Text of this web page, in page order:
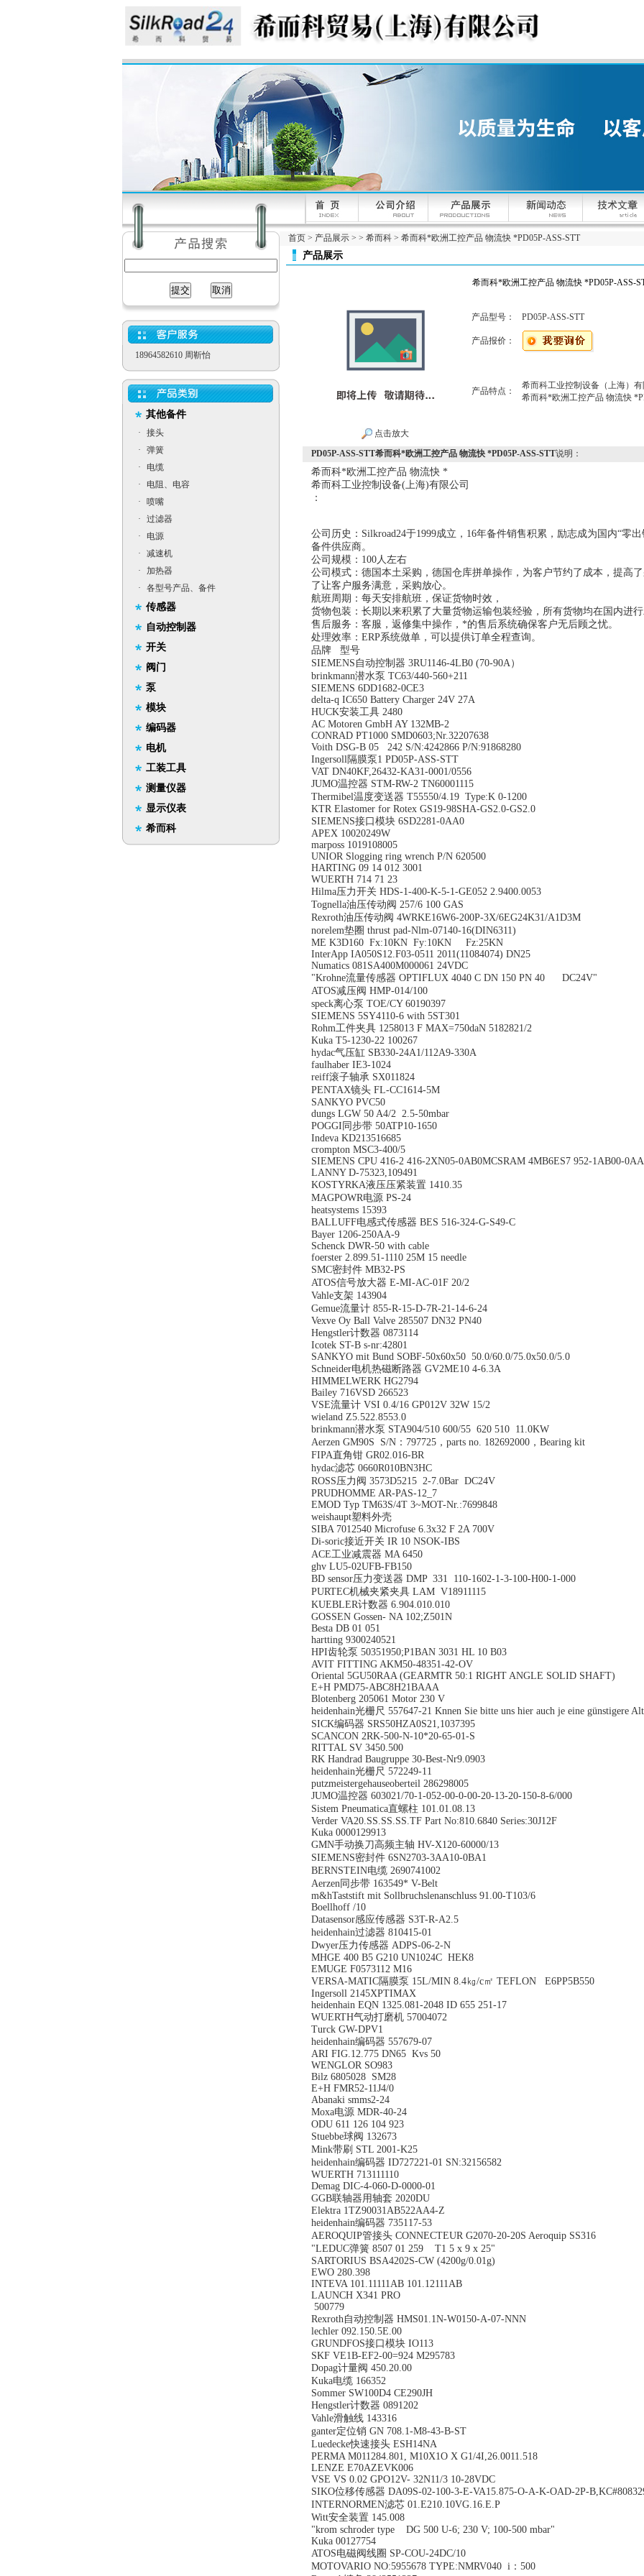
18964582610 周靳怡
其他备件
·
接头
·
弹簧
·
电缆
·
电阻、电容
·
喷嘴
·
过滤器
·
电源
·
减速机
·
加热器
·
各型号产品、备件
传感器
自动控制器
开关
阀门
泵
模块
编码器
电机
工装工具
测量仪器
显示仪表
希而科
首页 > 产品展示 > > 希而科 > 希而科*欧洲工控产品 物流快 *PD05P-ASS-STT
产品展示
希而科*欧洲工控产品 物流快 *PD05P-ASS-
点击放大
产品型号： PD05P-ASS-STT
产品报价：
产品特点：
希而科工业控制设备（上海）
希而科*欧洲工控产品 物流快
PD05P-ASS-STT希而科*欧洲工控产品 物流快 *PD05P-ASS-STT说明：
希而科*欧洲工控产品 物流快 *
希而科工业控制设备(上海)有限公司
：
公司历史：Silkroad24于1999成立，16年备件销售积累，励志成为国内“零
备件供应商。
公司规模：100人左右
公司模式：德国本土采购，德国仓库拼单操作，为客户节约了成本，提高
了让客户服务满意，采购放心。
航班周期：每天安排航班，保证货物时效，
货物包装：长期以来积累了大量货物运输包装经验，所有货物均在国内进
售后服务：客服，返修集中操作，*的售后系统确保客户无后顾之忧。
处理效率：ERP系统做单，可以提供订单全程查询。
品牌 型号
SIEMENS自动控制器 3RU1146-4LB0 (70-90A）
brinkmann潜水泵 TC63/440-560+211
SIEMENS 6DD1682-0CE3
delta-q IC650 Battery Charger 24V 27A
HUCK安装工具 2480
AC Motoren GmbH AY 132MB-2
CONRAD PT1000 SMD0603;Nr.32207638
Voith DSG-B 05 242 S/N:4242866 P/N:91868280
Ingersoll隔膜泵1 PD05P-ASS-STT
VAT DN40KF,26432-KA31-0001/0556
JUMO温控器 STM-RW-2 TN60001115
Thermibel温度变送器 T55550/4.19 Type:K 0-1200
KTR Elastomer for Rotex GS19-98SHA-GS2.0-GS2.0
SIEMENS接口模块 6SD2281-0AA0
APEX 10020249W
marposs 1019108005
UNIOR Slogging ring wrench P/N 620500
HARTING 09 14 012 3001
WUERTH 714 71 23
Hilma压力开关 HDS-1-400-K-5-1-GE052 2.9400.0053
Tognella油压传动阀 257/6 100 GAS
Rexroth油压传动阀 4WRKE16W6-200P-3X/6EG24K31/A1D3M
norelem垫圈 thrust pad-Nlm-07140-16(DIN6311)
ME K3D160 Fx:10KN Fy:10KN Fz:25KN
InterApp IA050S12.F03-0511 2011(11084074) DN25
Numatics 081SA400M000061 24VDC
"Krohne流量传感器 OPTIFLUX 4040 C DN 150 PN 40 DC24V"
ATOS减压阀 HMP-014/100
speck离心泵 TOE/CY 60190397
SIEMENS 5SY4110-6 with 5ST301
Rohm工件夹具 1258013 F MAX=750daN 5182821/2
Kuka T5-1230-22 100267
hydac气压缸 SB330-24A1/112A9-330A
faulhaber IE3-1024
reiff滚子轴承 SX011824
PENTAX镜头 FL-CC1614-5M
SANKYO PVC50
dungs LGW 50 A4/2 2.5-50mbar
POGGI同步带 50ATP10-1650
Indeva KD213516685
crompton MSC3-400/5
SIEMENS CPU 416-2 416-2XN05-0AB0MCSRAM 4MB6ES7 952-1AB00-
LANNY D-75323,109491
KOSTYRKA液压压紧装置 1410.35
MAGPOWR电源 PS-24
heatsystems 15393
BALLUFF电感式传感器 BES 516-324-G-S49-C
Bayer 1206-250AA-9
Schenck DWR-50 with cable
foerster 2.899.51-1110 25M 15 needle
SMC密封件 MB32-PS
ATOS信号放大器 E-MI-AC-01F 20/2
Vahle支架 143904
Gemue流量计 855-R-15-D-7R-21-14-6-24
Vexve Oy Ball Valve 285507 DN32 PN40
Hengstler计数器 0873114
Icotek ST-B s-nr:42801
SANKYO mit Bund SOBF-50x60x50 50.0/60.0/75.0x50.0/5.0
Schneider电机热磁断路器 GV2ME10 4-6.3A
HIMMELWERK HG2794
Bailey 716VSD 266523
VSE流量计 VSI 0.4/16 GP012V 32W 15/2
wieland Z5.522.8553.0
brinkmann潜水泵 STA904/510 600/55 620 510 11.0KW
Aerzen GM90S S/N：797725，parts no. 182692000，Bearing kit
FIPA直角钳 GR02.016-BR
hydac滤芯 0660R010BN3HC
ROSS压力阀 3573D5215 2-7.0Bar DC24V
PRUDHOMME AR-PAS-12_7
EMOD Typ TM63S/4T 3~MOT-Nr.:7699848
weishaupt塑料外壳
SIBA 7012540 Microfuse 6.3x32 F 2A 700V
Di-soric接近开关 IR 10 NSOK-IBS
ACE工业减震器 MA 6450
ghv LU5-02UFB-FB150
BD sensor压力变送器 DMP 331 110-1602-1-3-100-H00-1-000
PURTEC机械夹紧夹具 LAM V18911115
KUEBLER计数器 6.904.010.010
GOSSEN Gossen- NA 102;Z501N
Besta DB 01 051
hartting 9300240521
HPI齿轮泵 50351950;P1BAN 3031 HL 10 B03
AVIT FITTING AKM50-48351-42-OV
Oriental 5GU50RAA (GEARMTR 50:1 RIGHT ANGLE SOLID SHAFT)
E+H PMD75-ABC8H21BAAA
Blotenberg 205061 Motor 230 V
heidenhain光栅尺 557647-21 Knnen Sie bitte uns hier auch je eine günstigere
SICK编码器 SRS50HZA0S21,1037395
SCANCON 2RK-500-N-10*20-65-01-S
RITTAL SV 3450.500
RK Handrad Baugruppe 30-Best-Nr9.0903
heidenhain光栅尺 572249-11
putzmeistergehauseoberteil 286298005
JUMO温控器 603021/70-1-052-00-0-00-20-13-20-150-8-6/000
Sistem Pneumatica直螺柱 101.01.08.13
Verder VA20.SS.SS.SS.TF Part No:810.6840 Series:30J12F
Kuka 0000129913
GMN手动换刀高频主轴 HV-X120-60000/13
SIEMENS密封件 6SN2703-3AA10-0BA1
BERNSTEIN电缆 2690741002
Aerzen同步带 163549* V-Belt
m&hTaststift mit Sollbruchslenanschluss 91.00-T103/6
Boellhoff /10
Datasensor感应传感器 S3T-R-A2.5
heidenhain过滤器 810415-01
Dwyer压力传感器 ADPS-06-2-N
MHGE 400 B5 G210 UN1024C HEK8
EMUGE F0573112 M16
VERSA-MATIC隔膜泵 15L/MIN 8.4㎏/c㎡ TEFLON E6PP5B550
Ingersoll 2145XPTIMAX
heidenhain EQN 1325.081-2048 ID 655 251-17
WUERTH气动打磨机 57004072
Turck GW-DPV1
heidenhain编码器 557679-07
ARI FIG.12.775 DN65 Kvs 50
WENGLOR SO983
Bilz 6805028 SM28
E+H FMR52-11J4/0
Abanaki smms2-24
Moxa电源 MDR-40-24
ODU 611 126 104 923
Stuebbe球阀 132673
Mink带刷 STL 2001-K25
heidenhain编码器 ID727221-01 SN:32156582
WUERTH 713111110
Demag DIC-4-060-D-0000-01
GGB联轴器用轴套 2020DU
Elektra 1TZ90031AB522AA4-Z
heidenhain编码器 735117-53
AEROQUIP管接头 CONNECTEUR G2070-20-20S Aeroquip SS316
"LEDUC弹簧 8507 01 259 T1 5 x 9 x 25"
SARTORIUS BSA4202S-CW (4200g/0.01g)
EWO 280.398
INTEVA 101.11111AB 101.12111AB
LAUNCH X341 PRO
500779
Rexroth自动控制器 HMS01.1N-W0150-A-07-NNN
lechler 092.150.5E.00
GRUNDFOS接口模块 IO113
SKF VE1B-EF2-00=924 M295783
Dopag计量阀 450.20.00
Kuka电缆 166352
Sommer SW100D4 CE290JH
Hengstler计数器 0891202
Vahle滑触线 143316
ganter定位销 GN 708.1-M8-43-B-ST
Luedecke快速接头 ESH14NA
PERMA M011284.801, M10X1O X G1/4I,26.0011.518
LENZE E70AZEVK006
VSE VS 0.02 GPO12V- 32N11/3 10-28VDC
SIKO位移传感器 DA09S-02-100-3-E-VA15.875-O-A-K-OAD-2P-
INTERNORMEN滤芯 01.E210.10VG.16.E.P
Witt安全装置 145.008
"krom schroder type DG 500 U-6; 230 V; 100-500 mbar"
Kuka 00127754
ATOS电磁阀线圈 SP-COU-24DC/10
MOTOVARIO NO:5955678 TYPE:NMRV040 i：500